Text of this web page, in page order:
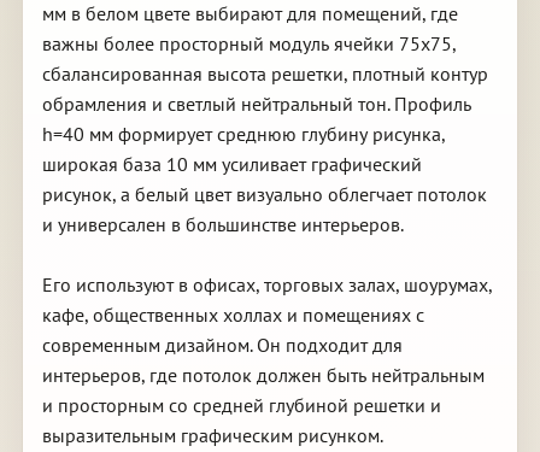
мм в белом цвете выбирают для помещений, где
важны более просторный модуль ячейки 75х75,
сбалансированная высота решетки, плотный контур
обрамления и светлый нейтральный тон. Профиль
h=40 мм формирует среднюю глубину рисунка,
широкая база 10 мм усиливает графический
рисунок, а белый цвет визуально облегчает потолок
и универсален в большинстве интерьеров.
Его используют в офисах, торговых залах, шоурумах,
кафе, общественных холлах и помещениях с
современным дизайном. Он подходит для
интерьеров, где потолок должен быть нейтральным
и просторным со средней глубиной решетки и
выразительным графическим рисунком.